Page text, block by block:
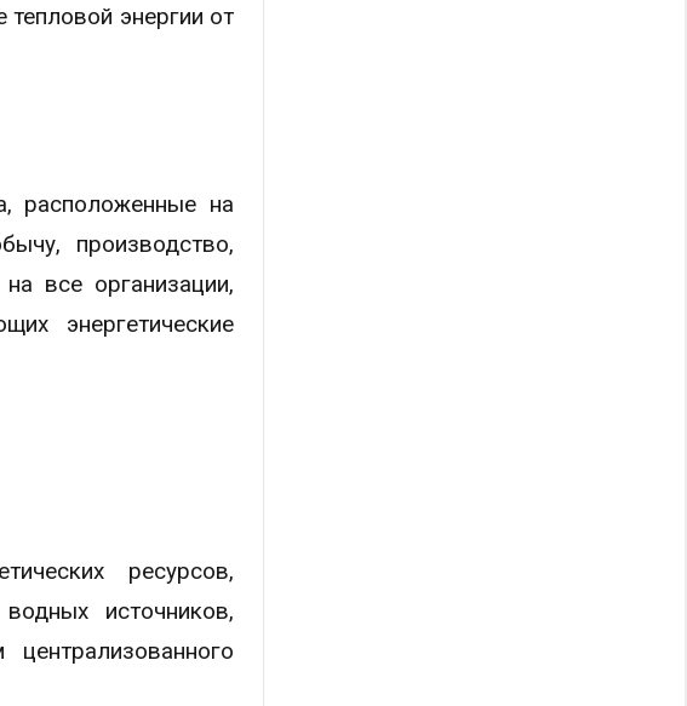
энергии от
расположенные на
производство,
все организации,
энергетические
ресурсов,
источников,